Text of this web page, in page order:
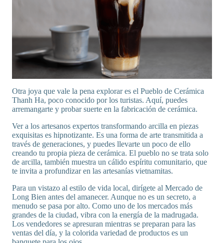
Otra joya que vale la pena explorar es el Pueblo de Cerámica
Thanh Ha, poco conocido por los turistas. Aquí, puedes
arremangarte y probar suerte en la fabricación de cerámica.
Ver a los artesanos expertos transformando arcilla en piezas
exquisitas es hipnotizante. Es una forma de arte transmitida a
través de generaciones, y puedes llevarte un poco de ello
creando tu propia pieza de cerámica. El pueblo no se trata solo
de arcilla, también muestra un cálido espíritu comunitario, que
te invita a profundizar en las artesanías vietnamitas.
Para un vistazo al estilo de vida local, dirígete al Mercado de
Long Bien antes del amanecer. Aunque no es un secreto, a
menudo se pasa por alto. Como uno de los mercados más
grandes de la ciudad, vibra con la energía de la madrugada.
Los vendedores se apresuran mientras se preparan para las
ventas del día, y la colorida variedad de productos es un